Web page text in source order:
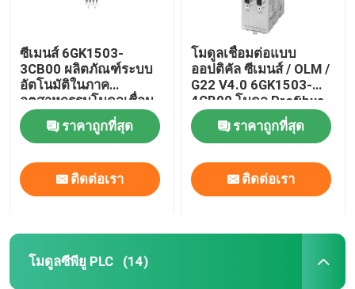
การล็อคสายไฟฟ้าด้วยตัวเอง
ซีเมนส์ 6GK1503-
3CB00 ผลิตภัณฑ์ระบบ
อัตโนมัติในภาค
อุตสาหกรรมโมดูลเชื่อม
ต่อใยแก้วนำแสง
PROFIBUSราคาถูกที่สุด
ติดต่อเรา
โมดูลเชื่อมต่อแบบ
ออปติคัล ซีเมนส์ / OLM /
G22 V4.0 6GK1503-
4CB00 โมดูล Profibus
ราคาถูกที่สุด
ติดต่อเรา
โมดูลซีพียู PLC (14)